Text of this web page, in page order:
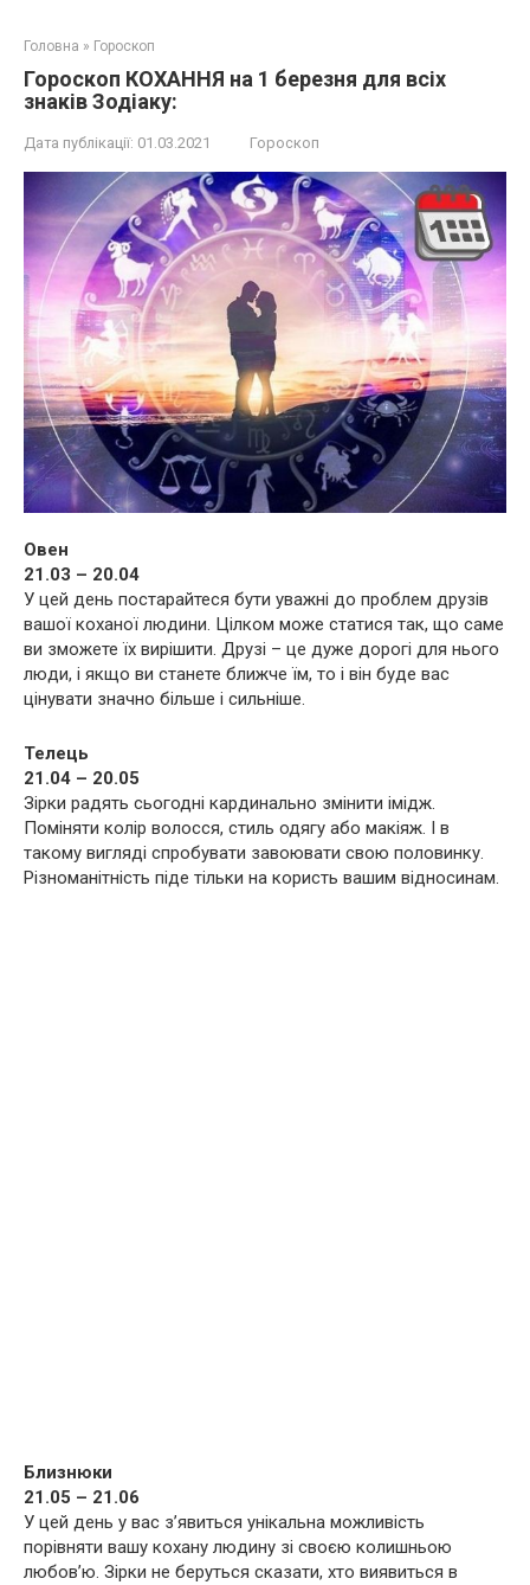
Головна » Гороскоп
Гороскоп КОХАННЯ на 1 березня для всіх
знаків Зодіаку:
Дата публікації: 01.03.2021 Гороскоп
Овен
21.03 – 20.04
У цей день постарайтеся бути уважні до проблем друзів
вашої коханої людини. Цілком може статися так, що саме
ви зможете їх вирішити. Друзі – це дуже дорогі для нього
люди, і якщо ви станете ближче їм, то і він буде вас
цінувати значно більше і сильніше.
Телець
21.04 – 20.05
Зірки радять сьогодні кардинально змінити імідж.
Поміняти колір волосся, стиль одягу або макіяж. І в
такому вигляді спробувати завоювати свою половинку.
Різноманітність піде тільки на користь вашим відносинам.
Близнюки
21.05 – 21.06
У цей день у вас з’явиться унікальна можливість
порівняти вашу кохану людину зі своєю колишньою
любов’ю. Зірки не беруться сказати, хто виявиться в